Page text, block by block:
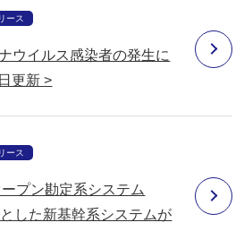
ース
ウイルス感染者の発生に
更新 >
ース
プン勘定系システム
した新基幹系システムが